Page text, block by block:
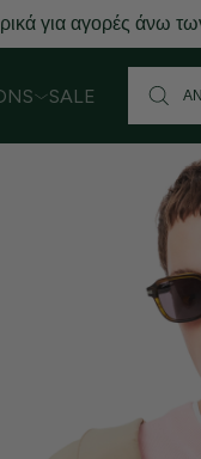
για αγορές άνω
SALE